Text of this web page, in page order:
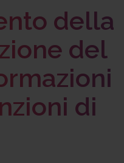
della
del
di